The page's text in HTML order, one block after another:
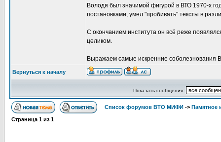
Володя был значимой фигурой в ВТО 1970-х
постановками, умел "пробивать" тексты в
С окончанием института он всё реже
целиком.
Выражаем самые искренние соболезнования
Вернуться к началу
Показать сообщения:
Список форумов ВТО МИФИ -> Памятное
Страница 1 из 1